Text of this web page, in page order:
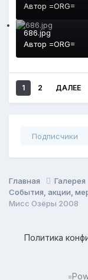
Автор =ORG=
686.jpg
Автор =ORG=
1 2 ДАЛЕЕ
Подписчики
Главная
Галерея
События, акции,
Мисс Озёры 2008
Политика
=